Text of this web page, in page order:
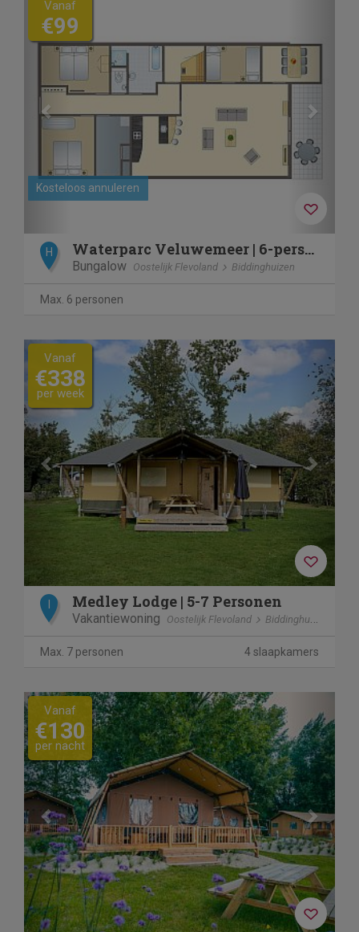
Kosteloos annuleren
Vanaf
€99
H Waterparc Veluwemeer | 6-persoons appartement | 6BEA
Bungalow Oostelijk Flevoland Biddinghuizen
Max. 6 personen
Previous Next
Vanaf
€338
per week
Medley Lodge | 5-7 Personen
Vakantiewoning Oostelijk Flevoland Biddinghuizen
Max. 7 personen 4 slaapkamers
Previous
Vanaf
€130
per nacht